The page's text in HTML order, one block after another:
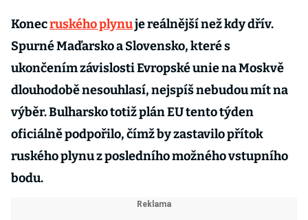
Konecruského plynuje reálnější než kdy dřív.
Spurné Maďarsko a Slovensko, které s
ukončením závislosti Evropské unie na Moskvě
dlouhodobě nesouhlasí, nejspíš nebudou mít na
výběr. Bulharsko totiž plán EU tento týden
oficiálně podpořilo, čímž by zastavilo přítok
ruského plynu z posledního možného vstupního
bodu.